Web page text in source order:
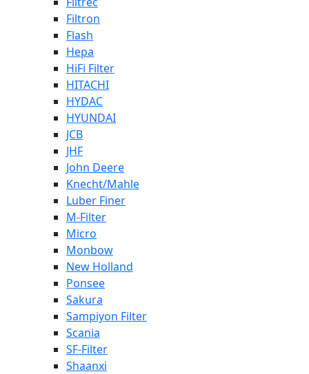
Filtron
Flash
Hepa
HiFi Filter
HITACHI
HYDAC
HYUNDAI
JCB
JHF
John Deere
Knecht/Mahle
Luber Finer
M-Filter
Micro
Monbow
New Holland
Ponsee
Sakura
Sampiyon Filter
Scania
SF-Filter
Shaanxi